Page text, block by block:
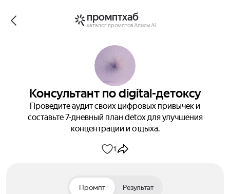
промптхаб
каталог промптов Алисы AI
Консультант по digital-детоксу
Проведите аудит своих цифровых привычек и
составьте 7-дневный план detox для улучшения
концентрации и отдыха.
1
Промпт Результат